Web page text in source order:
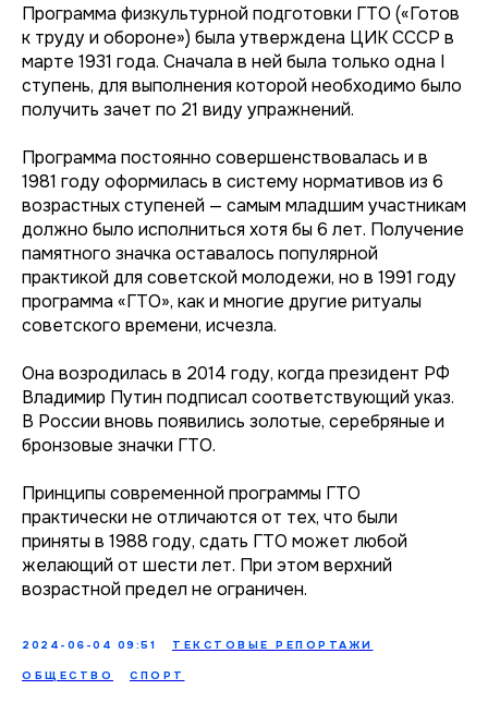
Программа физкультурной подготовки ГТО («Готов
к труду и обороне») была утверждена ЦИК СССР в
марте 1931 года. Сначала в ней была только одна I
ступень, для выполнения которой необходимо было
получить зачет по 21 виду упражнений.
Программа постоянно совершенствовалась и в
1981 году оформилась в систему нормативов из 6
возрастных ступеней — самым младшим участникам
должно было исполниться хотя бы 6 лет. Получение
памятного значка оставалось популярной
практикой для советской молодежи, но в 1991 году
программа «ГТО», как и многие другие ритуалы
советского времени, исчезла.
Она возродилась в 2014 году, когда президент РФ
Владимир Путин подписал соответствующий указ.
В России вновь появились золотые, серебряные и
бронзовые значки ГТО.
Принципы современной программы ГТО
практически не отличаются от тех, что были
приняты в 1988 году, сдать ГТО может любой
желающий от шести лет. При этом верхний
возрастной предел не ограничен.
2024-06-04 09:51 ТЕКСТОВЫЕ РЕПОРТАЖИ
ОБЩЕСТВО СПОРТ